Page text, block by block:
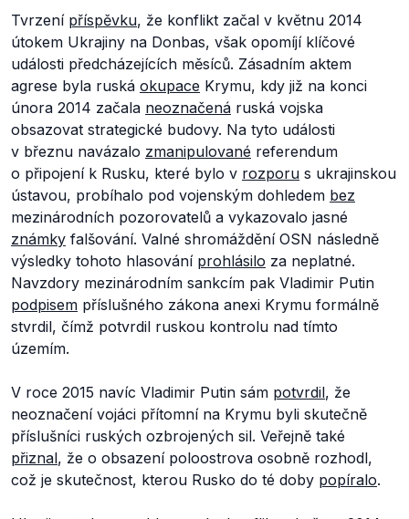
Tvrzení příspěvku, že konflikt začal v květnu 2014
útokem Ukrajiny na Donbas, však opomíjí klíčové
události předcházejících měsíců. Zásadním aktem
agrese byla ruská okupace Krymu, kdy již na konci
února 2014 začala neoznačená ruská vojska
obsazovat strategické budovy. Na tyto události
v březnu navázalo zmanipulované referendum
o připojení k Rusku, které bylo v rozporu s ukrajinskou
ústavou, probíhalo pod vojenským dohledem bez
mezinárodních pozorovatelů a vykazovalo jasné
známky falšování. Valné shromáždění OSN následně
výsledky tohoto hlasování prohlásilo za neplatné.
Navzdory mezinárodním sankcím pak Vladimir Putin
podpisem příslušného zákona anexi Krymu formálně
stvrdil, čímž potvrdil ruskou kontrolu nad tímto
územím.
V roce 2015 navíc Vladimir Putin sám potvrdil, že
neoznačení vojáci přítomní na Krymu byli skutečně
příslušníci ruských ozbrojených sil. Veřejně také
přiznal, že o obsazení poloostrova osobně rozhodl,
což je skutečnost, kterou Rusko do té doby popíralo.